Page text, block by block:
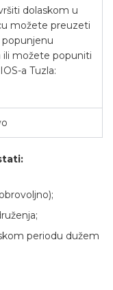
dolaskom u
možete preuzeti
popunjenu
ili možete popuniti
a Tuzla:
periodu dužem